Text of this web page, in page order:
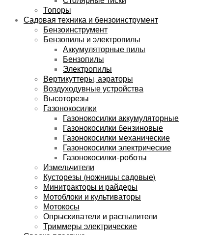
Топоры
Садовая техника и бензоинструмент
Бензоинструмент
Бензопилы и электропилы
Аккумуляторные пилы
Бензопилы
Электропилы
Вертикуттеры, аэраторы
Воздуходувные устройства
Высоторезы
Газонокосилки
Газонокосилки аккумуляторные
Газонокосилки бензиновые
Газонокосилки механические
Газонокосилки электрические
Газонокосилки-роботы
Измельчители
Кусторезы (ножницы садовые)
Минитракторы и райдеры
Мотоблоки и культиваторы
Мотокосы
Опрыскиватели и распылители
Триммеры электрические